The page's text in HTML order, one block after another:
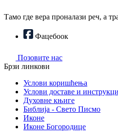
Тамо где вера проналази реч, а
Фацебоок
Позовите нас
Брзи линкови
Услови коришћења
Услови доставе и
Духовне књиге
Библија - Свето Писмо
Иконе
Иконе Богородице